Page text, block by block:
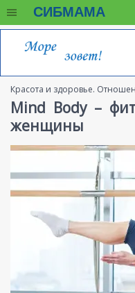
СИБМАМА
Красота и здоровье.
Mind Body –
женщины